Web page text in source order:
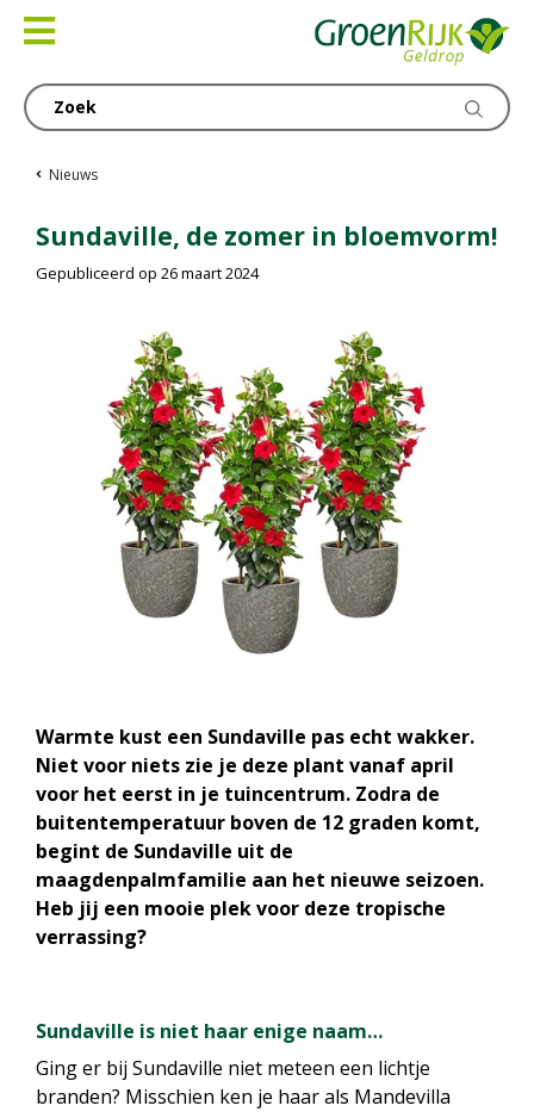
naar
Nieuws
Sundaville, de zomer in bloemvorm!
Gepubliceerd op 26 maart 2024
Warmte kust een Sundaville pas echt wakker.
Niet voor niets zie je deze plant vanaf april
voor het eerst in je tuincentrum. Zodra de
buitentemperatuur boven de 12 graden komt,
begint de Sundaville uit de
maagdenpalmfamilie aan het nieuwe seizoen.
Heb jij een mooie plek voor deze tropische
verrassing?
Sundaville is niet haar enige naam…
Ging er bij Sundaville niet meteen een lichtje
branden? Misschien ken je haar als Mandevilla